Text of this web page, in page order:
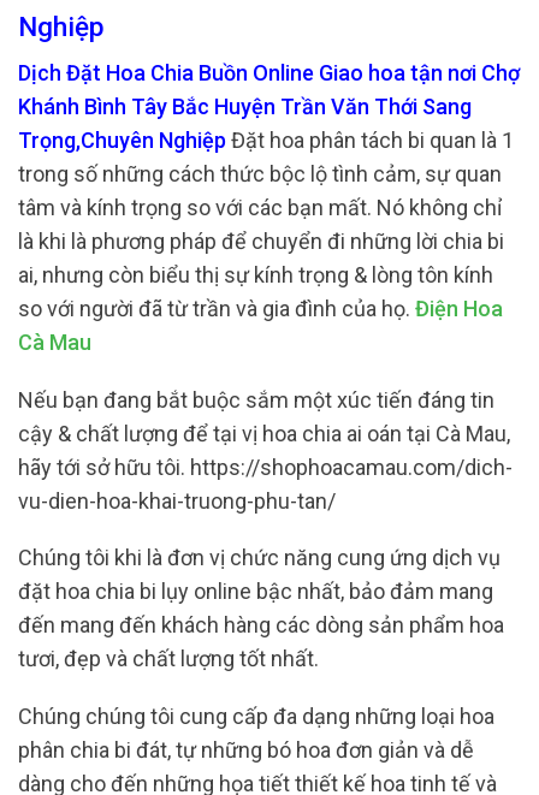
Nghiệp
Dịch Đặt Hoa Chia Buồn Online Giao hoa tận nơi Chợ
Khánh Bình Tây Bắc Huyện Trần Văn Thới Sang
Trọng,Chuyên Nghiệp Đặt hoa phân tách bi quan là 1
trong số những cách thức bộc lộ tình cảm, sự quan
tâm và kính trọng so với các bạn mất. Nó không chỉ
là khi là phương pháp để chuyển đi những lời chia bi
ai, nhưng còn biểu thị sự kính trọng & lòng tôn kính
so với người đã từ trần và gia đình của họ. Điện Hoa
Cà Mau
Nếu bạn đang bắt buộc sắm một xúc tiến đáng tin
cậy & chất lượng để tại vị hoa chia ai oán tại Cà Mau,
hãy tới sở hữu tôi. https://shophoacamau.com/dich-
vu-dien-hoa-khai-truong-phu-tan/
Chúng tôi khi là đơn vị chức năng cung ứng dịch vụ
đặt hoa chia bi lụy online bậc nhất, bảo đảm mang
đến mang đến khách hàng các dòng sản phẩm hoa
tươi, đẹp và chất lượng tốt nhất.
Chúng chúng tôi cung cấp đa dạng những loại hoa
phân chia bi đát, tự những bó hoa đơn giản và dễ
dàng cho đến những họa tiết thiết kế hoa tinh tế và